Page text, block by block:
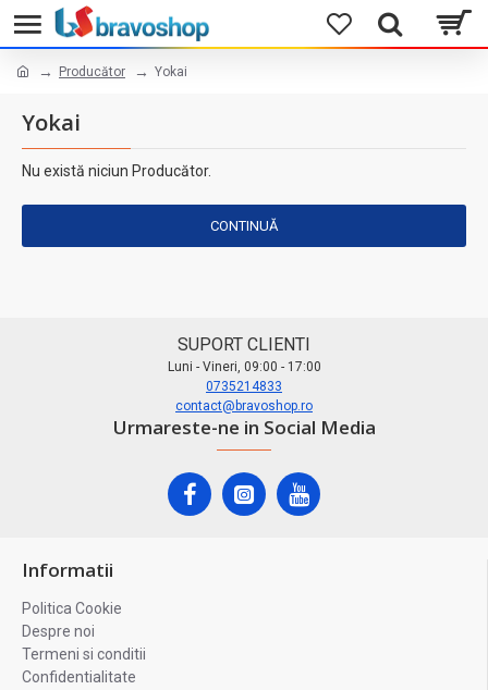
Producător Yokai
Yokai
Nu există niciun Producător.
CONTINUĂ
SUPORT CLIENTI
Luni - Vineri, 09:00 - 17:00
0735214833
contact@bravoshop.ro
Urmareste-ne in Social Media
Informatii
Politica Cookie
Despre noi
Termeni si conditii
Confidentialitate